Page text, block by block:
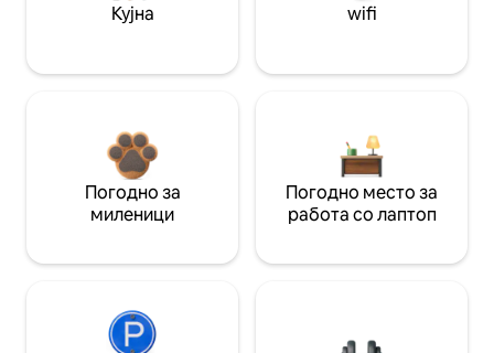
Кујна wifi
Погодно за
миленици
Погодно место за
работа со лаптоп